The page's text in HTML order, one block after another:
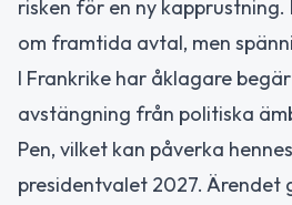
risken för en ny
om framtida avtal, men
I Frankrike har åklagare
avstängning från politiska
Pen, vilket kan påverka
presidentvalet 2027. Ärendet